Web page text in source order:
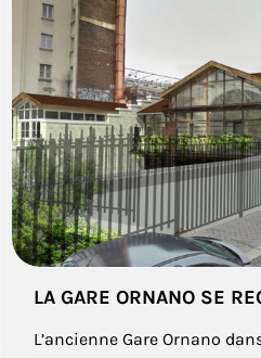
LA GARE ORNANO SE
L’ancienne Gare Ornano